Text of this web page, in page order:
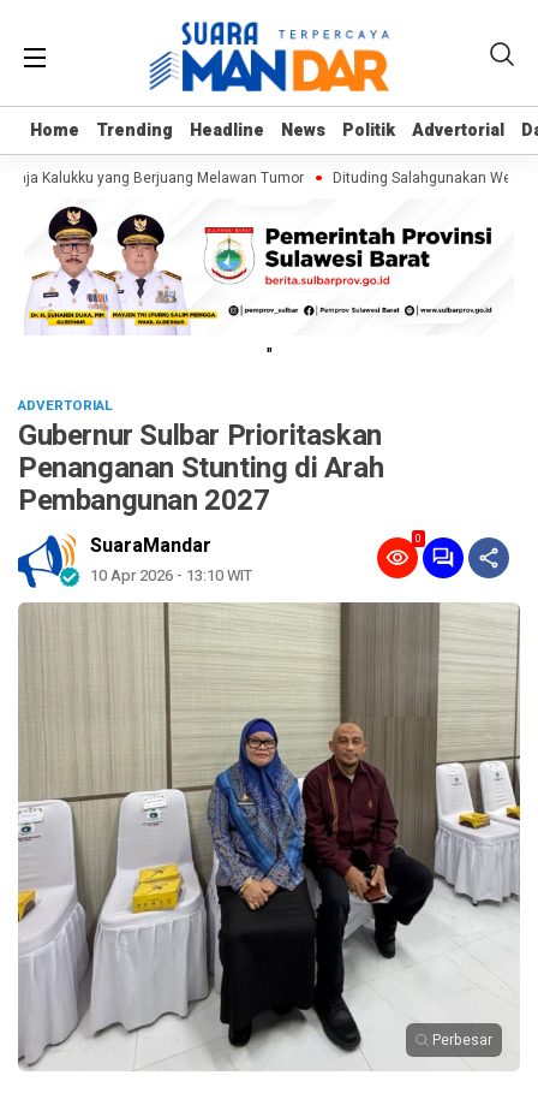
Home Trending Headline News Politik Advertorial
Home Trending Headline News Politik Advertorial
Kalukku yang Berjuang Melawan Tumor Dituding Salahgunakan
"
ADVERTORIAL
Gubernur Sulbar Prioritaskan
Penanganan Stunting di Arah
Pembangunan 2027
SuaraMandar
10 Apr 2026 - 13:10 WIT
0
Perbesar